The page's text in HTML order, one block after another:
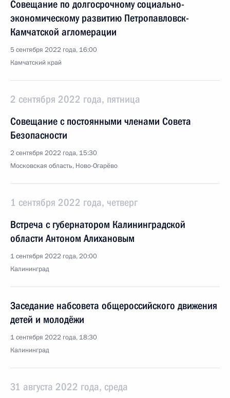
Совещание по долгосрочному социально-
экономическому развитию Петропавловск-
Камчатской агломерации
5 сентября 2022 года, 16:00
Камчатский край
2 сентября 2022 года, пятница
Совещание с постоянными членами Совета
Безопасности
2 сентября 2022 года, 15:30
Московская область, Ново-Огарёво
1 сентября 2022 года, четверг
Встреча с губернатором Калининградской
области Антоном Алихановым
1 сентября 2022 года, 20:00
Калининград
Заседание набсовета общероссийского движения
детей и молодёжи
1 сентября 2022 года, 18:30
Калининград
31 августа 2022 года, среда